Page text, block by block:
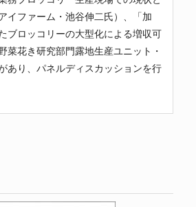
イファーム・池谷伸二氏）、「加
ブロッコリーの大型化による増収可
菜花き研究部門露地生産ユニット・
あり、パネルディスカッションを行